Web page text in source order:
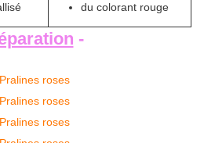
du colorant rouge
-